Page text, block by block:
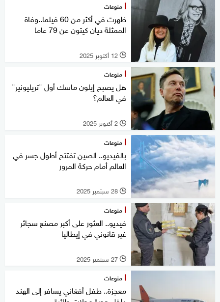
منوعات
ظهرت في أكثر من 60 فيلما..وفاة
الممثلة ديان كيتون عن 79 عاما
l 12 أكتوبر 2025
منوعات
هل يصبح إيلون ماسك أول "تريليونير"
في العالم؟
l 2 أكتوبر 2025
منوعات
بالفيديو.. الصين تفتتح أطول جسر في
العالم أمام حركة المرور
l 28 سبتمبر 2025
منوعات
فيديو.. العثور على أكبر مصنع سجائر
غير قانوني في إيطاليا
l 27 سبتمبر 2025
منوعات
معجزة.. طفل أفغاني يسافر إلى الهند